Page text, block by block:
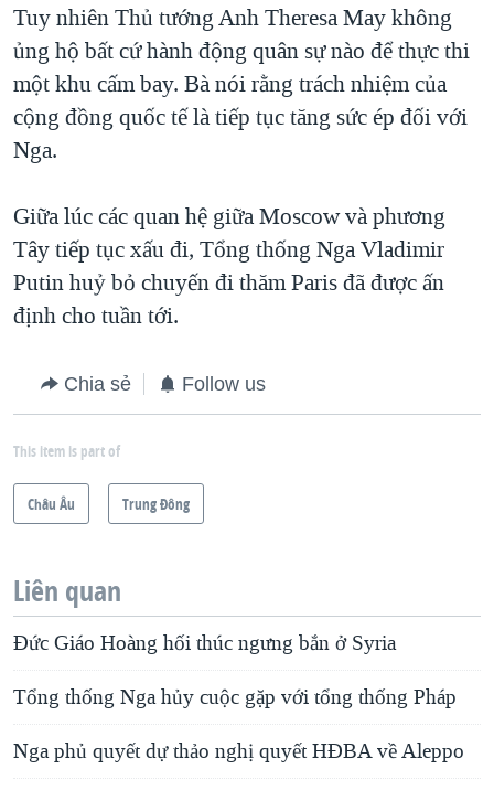
Tuy nhiên Thủ tướng Anh Theresa May không
ủng hộ bất cứ hành động quân sự nào để thực thi
một khu cấm bay. Bà nói rằng trách nhiệm của
cộng đồng quốc tế là tiếp tục tăng sức ép đối với
Nga.
Giữa lúc các quan hệ giữa Moscow và phương
Tây tiếp tục xấu đi, Tổng thống Nga Vladimir
Putin huỷ bỏ chuyến đi thăm Paris đã được ấn
định cho tuần tới.
Chia sẻ Follow us
This item is part of
Châu Âu Trung Ðông
Liên quan
Đức Giáo Hoàng hối thúc ngưng bắn ở Syria
Tổng thống Nga hủy cuộc gặp với tổng thống Pháp
Nga phủ quyết dự thảo nghị quyết HĐBA về Aleppo